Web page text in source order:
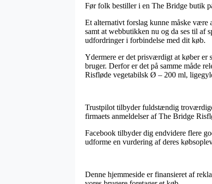
Før folk bestiller i en The Bridge butik
Et alternativt forslag kunne måske være
samt at webbutikken nu og da ses til af
udfordringer i forbindelse med dit køb.
Ydermere er det prisværdigt at køber er
bruger. Derfor er det på samme måde
Risfløde vegetabilsk Ø – 200 ml,
Trustpilot tilbyder fuldstændig
firmaets anmeldelser af The Bridge
Facebook tilbyder dig endvidere flere
udforme en vurdering af deres
Denne hjemmeside er finansieret af